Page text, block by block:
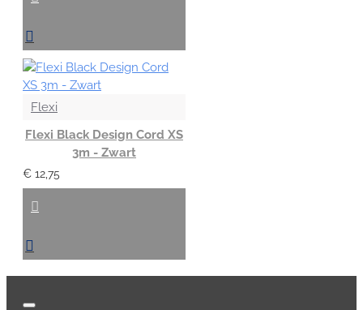
Flexi
Flexi Black Design Cord XS
3m - Zwart
€ 12,75